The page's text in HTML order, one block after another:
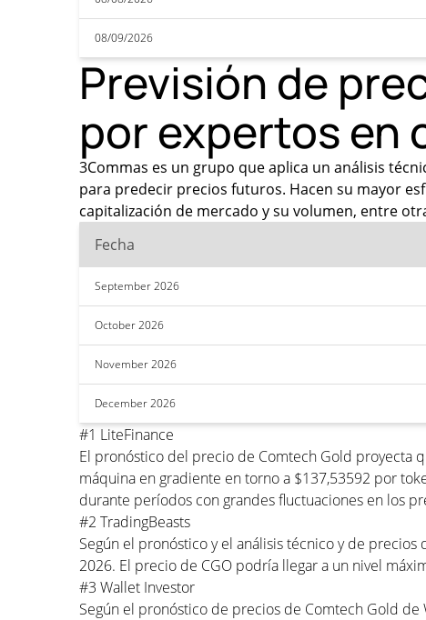
08/09/2026
Previsión de
por expertos en
3Commas es un grupo que aplica un análisis
para predecir precios futuros. Hacen su mayor
capitalización de mercado y su volumen, entre
Fecha
September 2026
October 2026
November 2026
December 2026
#1 LiteFinance
El pronóstico del precio de Comtech Gold proyecta
máquina en gradiente en torno a $137,53592 por
durante períodos con grandes fluctuaciones en los
#2 TradingBeasts
Según el pronóstico y el análisis técnico y de
2026. El precio de CGO podría llegar a un nivel
#3 Wallet Investor
Según el pronóstico de precios de Comtech Gold